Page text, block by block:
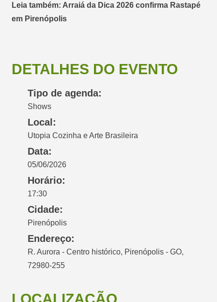
Leia também: Arraiá da Dica 2026 confirma Rastapé
em Pirenópolis
DETALHES DO EVENTO
Tipo de agenda:
Shows
Local:
Utopia Cozinha e Arte Brasileira
Data:
05/06/2026
Horário:
17:30
Cidade:
Pirenópolis
Endereço:
R. Aurora - Centro histórico, Pirenópolis - GO,
72980-255